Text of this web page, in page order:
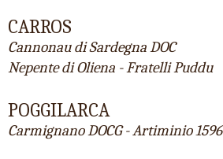
CARROS
Cannonau di Sardegna DOC
Nepente di Oliena - Fratelli Puddu
POGGILARCA
Carmignano DOCG - Artiminio 1596